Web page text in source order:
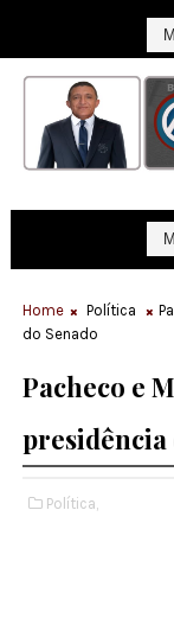
Home Política
do Senado
Pacheco e
presidência
Política,